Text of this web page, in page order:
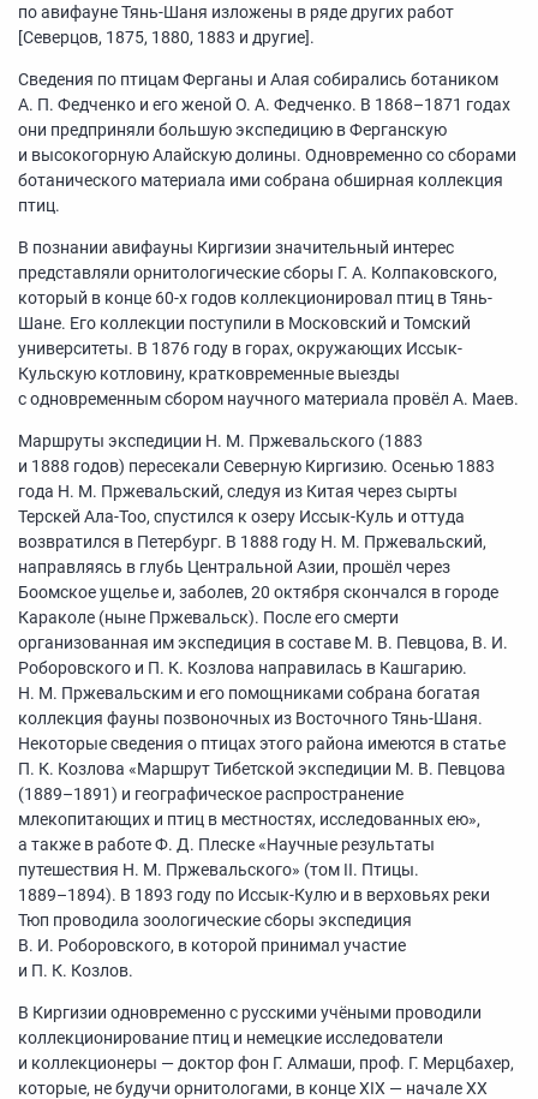
по авифауне Тянь-Шаня изложены в ряде других работ
[Северцов, 1875, 1880, 1883 и другие].
Сведения по птицам Ферганы и Алая собирались ботаником
А. П. Федченко и его женой О. А. Федченко. В 1868–1871 годах
они предприняли большую экспедицию в Ферганскую
и высокогорную Алайскую долины. Одновременно со сборами
ботанического материала ими собрана обширная коллекция
птиц.
В познании авифауны Киргизии значительный интерес
представляли орнитологические сборы Г. А. Колпаковского,
который в конце 60-х годов коллекционировал птиц в Тянь-
Шане. Его коллекции поступили в Московский и Томский
университеты. В 1876 году в горах, окружающих Иссык-
Кульскую котловину, кратковременные выезды
с одновременным сбором научного материала провёл А. Маев.
Маршруты экспедиции Н. М. Пржевальского (1883
и 1888 годов) пересекали Северную Киргизию. Осенью 1883
года Н. М. Пржевальский, следуя из Китая через сырты
Терскей Ала-Too, спустился к озеру Иссык-Куль и оттуда
возвратился в Петербург. В 1888 году Н. М. Пржевальский,
направляясь в глубь Центральной Азии, прошёл через
Боомское ущелье и, заболев, 20 октября скончался в городе
Караколе (ныне Пржевальск). После его смерти
организованная им экспедиция в составе М. В. Певцова, В. И.
Роборовского и П. К. Козлова направилась в Кашгарию.
Н. М. Пржевальским и его помощниками собрана богатая
коллекция фауны позвоночных из Восточного Тянь-Шаня.
Некоторые сведения о птицах этого района имеются в статье
П. К. Козлова «Маршрут Тибетской экспедиции М. В. Певцова
(1889–1891) и географическое распространение
млекопитающих и птиц в местностях, исследованных ею»,
а также в работе Ф. Д. Плеске «Научные результаты
путешествия Н. М. Пржевальского» (том II. Птицы.
1889–1894). В 1893 году по Иссык-Кулю и в верховьях реки
Тюп проводила зоологические сборы экспедиция
B. И. Роборовского, в которой принимал участие
и П. К. Козлов.
В Киргизии одновременно с русскими учёными проводили
коллекционирование птиц и немецкие исследователи
и коллекционеры — доктор фон Г. Алмаши, проф. Г. Мерцбахер,
которые, не будучи орнитологами, в конце XIX — начале XX